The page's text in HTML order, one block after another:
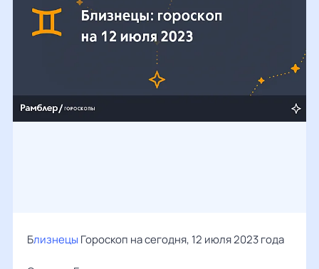
Близнецы Гороскоп на сегодня, 12 июля 2023 года